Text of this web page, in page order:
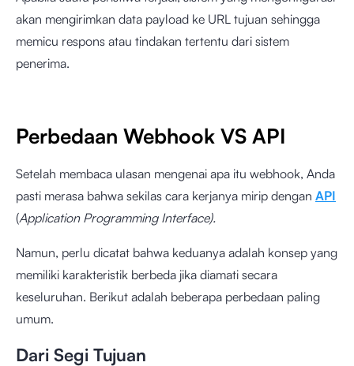
akan mengirimkan data payload ke URL tujuan sehingga
memicu respons atau tindakan tertentu dari sistem
penerima.
Perbedaan Webhook VS API
Setelah membaca ulasan mengenai apa itu webhook, Anda
pasti merasa bahwa sekilas cara kerjanya mirip dengan API
(Application Programming Interface).
Namun, perlu dicatat bahwa keduanya adalah konsep yang
memiliki karakteristik berbeda jika diamati secara
keseluruhan. Berikut adalah beberapa perbedaan paling
umum.
Dari Segi Tujuan